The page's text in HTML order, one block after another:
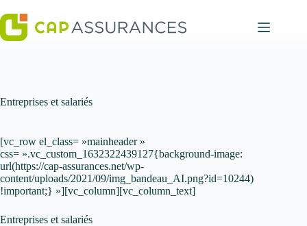
au
contenu
Entreprises et salariés
[vc_row el_class= »mainheader »
css= ».vc_custom_1632322439127{background-image:
url(https://cap-assurances.net/wp-
content/uploads/2021/09/img_bandeau_AI.png?id=10244)
!important;} »][vc_column][vc_column_text]
Entreprises et salariés